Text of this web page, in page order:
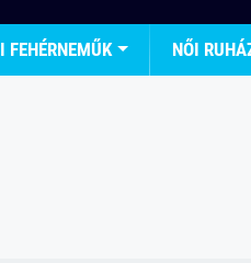
FEHÉRNEMŰK NŐI